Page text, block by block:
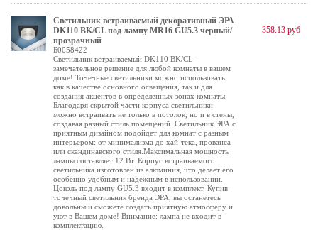
Светильник встраиваемый декоративный ЭРА
DK110 BK/CL под лампу MR16 GU5.3 черный/
прозрачный
Б0058422
Светильник встраиваемый DK110 BK/CL -
замечательное решение для любой комнаты в вашем
доме! Точечные светильники можно использовать
как в качестве основного освещения, так и для
создания акцентов в определенных зонах комнаты.
Благодаря скрытой части корпуса светильники
можно встраивать не только в потолок, но и в стены,
создавая разный стиль помещений. Светильник ЭРА с
приятным дизайном подойдет для комнат с разным
интерьером: от минимализма до хай-тека, прованса
или скандинавского стиля.Максимальная мощность
лампы составляет 12 Вт. Корпус встраиваемого
светильника изготовлен из алюминия, что делает его
особенно удобным и надежным в использовании.
Цоколь под лампу GU5.3 входит в комплект. Купив
точечный светильник бренда ЭРА, вы останетесь
довольны и сможете создать приятную атмосферу и
уют в Вашем доме! Внимание: лампа не входит в
комплектацию.
358.13 руб